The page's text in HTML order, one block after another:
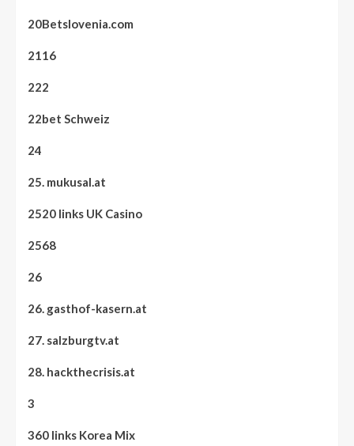
20Betslovenia.com
2116
222
22bet Schweiz
24
25. mukusal.at
2520 links UK Casino
2568
26
26. gasthof-kasern.at
27. salzburgtv.at
28. hackthecrisis.at
3
360 links Korea Mix